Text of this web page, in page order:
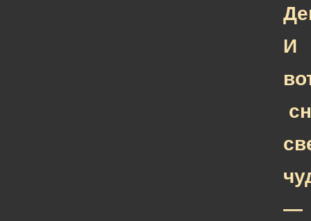
И
—